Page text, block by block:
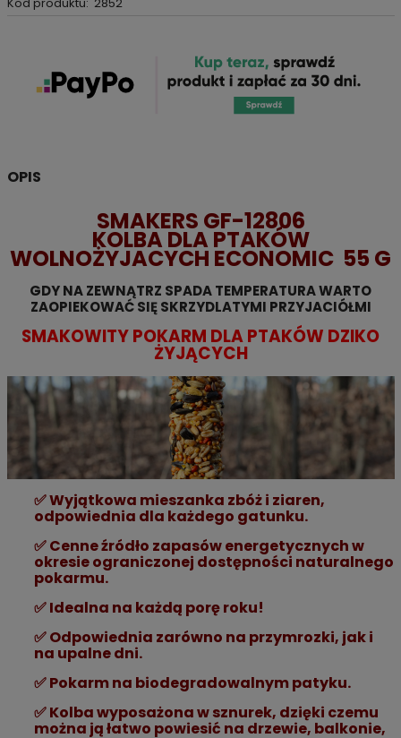
OPIS
SMAKERS GF-12806
KOLBA DLA PTAKÓW
WOLNOŻYJACYCH ECONOMIC 55 G
GDY NA ZEWNĄTRZ SPADA TEMPERATURA WARTO
ZAOPIEKOWAĆ SIĘ SKRZYDLATYMI PRZYJACIÓŁMI
SMAKOWITY POKARM DLA PTAKÓW DZIKO
ŻYJĄCYCH
✅ Wyjątkowa mieszanka zbóż i ziaren,
odpowiednia dla każdego gatunku.
✅Cenne źródło zapasów energetycznych w
okresie ograniczonej dostępności naturalnego
pokarmu.
✅Idealna na każdą porę roku!
✅Odpowiednia zarówno na przymrozki, jak i
na upalne dni.
✅Pokarm na biodegradowalnym patyku.
✅Kolba wyposażona w sznurek, dzięki czemu
można ją łatwo powiesić na drzewie, balkonie,